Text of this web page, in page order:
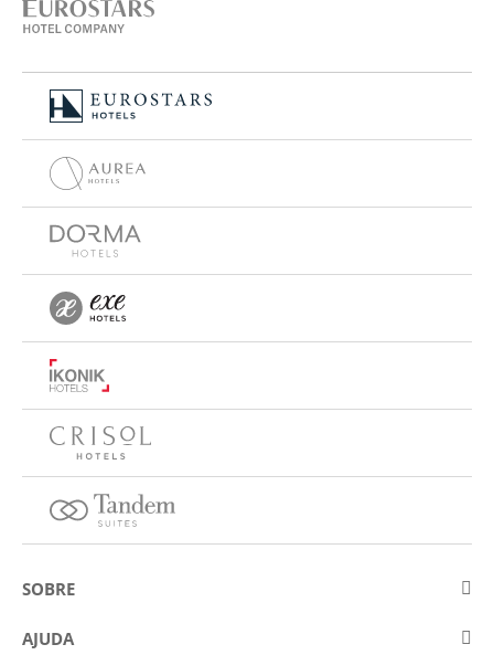
SOBRE
Sobre a Eurostars Hotel Company
AJUDA